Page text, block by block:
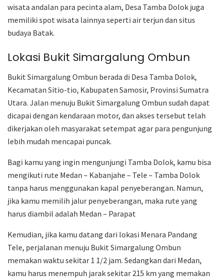
wisata andalan para pecinta alam, Desa Tamba Dolok juga
memiliki spot wisata lainnya seperti air terjun dan situs
budaya Batak.
Lokasi Bukit Simargalung Ombun
Bukit Simargalung Ombun berada di Desa Tamba Dolok,
Kecamatan Sitio-tio, Kabupaten Samosir, Provinsi Sumatra
Utara. Jalan menuju Bukit Simargalung Ombun sudah dapat
dicapai dengan kendaraan motor, dan akses tersebut telah
dikerjakan oleh masyarakat setempat agar para pengunjung
lebih mudah mencapai puncak.
Bagi kamu yang ingin mengunjungi Tamba Dolok, kamu bisa
mengikuti rute Medan – Kabanjahe – Tele – Tamba Dolok
tanpa harus menggunakan kapal penyeberangan. Namun,
jika kamu memilih jalur penyeberangan, maka rute yang
harus diambil adalah Medan – Parapat
Kemudian, jika kamu datang dari lokasi Menara Pandang
Tele, perjalanan menuju Bukit Simargalung Ombun
memakan waktu sekitar 1 1/2 jam. Sedangkan dari Medan,
kamu harus menempuh jarak sekitar 215 km yang memakan